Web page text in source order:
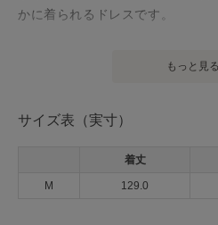
かに着られるドレスです。
SJK010461FJ1
性別タイプ レディース
もっと見る
サイズ表（実寸）
着丈
M 129.0